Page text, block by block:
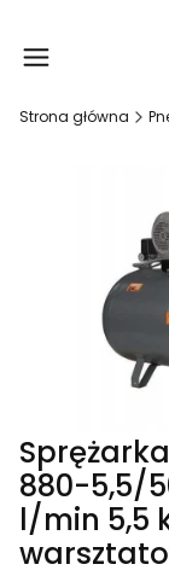
Strona główna
880-5,5/
l/min 5,5